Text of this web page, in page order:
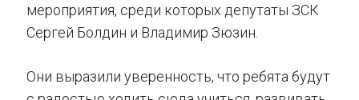
мероприятия, среди которых депутаты ЗСК
Сергей Болдин и Владимир Зюзин.
Они выразили уверенность, что ребята будут